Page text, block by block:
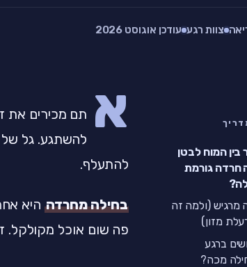
צוות רגע עודכן אוגוסט 2026
המוח לבטן
חרדה גורמת
מרגיש (ולמה זה
מזון)
ברגע
מכה?
א תם מכירים את
להשתגע. גל של
להתעלף.
בחילה מחרדה היא
פה שום אוכל מקולקל.